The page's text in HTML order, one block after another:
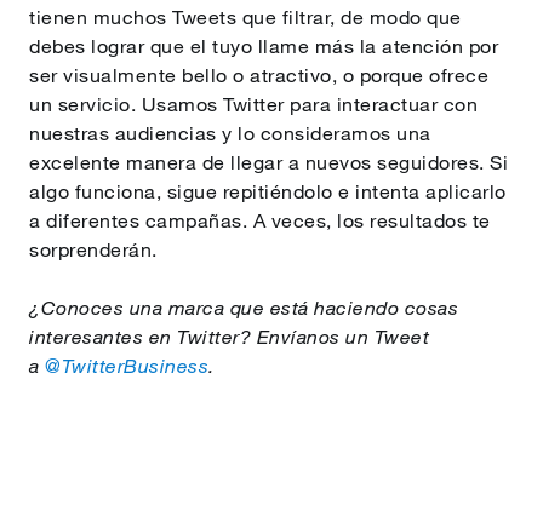
tienen muchos Tweets que filtrar, de modo que
debes lograr que el tuyo llame más la atención por
ser visualmente bello o atractivo, o porque ofrece
un servicio. Usamos Twitter para interactuar con
nuestras audiencias y lo consideramos una
excelente manera de llegar a nuevos seguidores. Si
algo funciona, sigue repitiéndolo e intenta aplicarlo
a diferentes campañas. A veces, los resultados te
sorprenderán.
¿Conoces una marca que está haciendo cosas
interesantes en Twitter? Envíanos un Tweet
a @TwitterBusiness.